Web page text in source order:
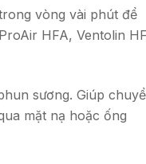
vòng vài phút để
HFA, Ventolin
sương. Giúp
mặt nạ hoặc ống